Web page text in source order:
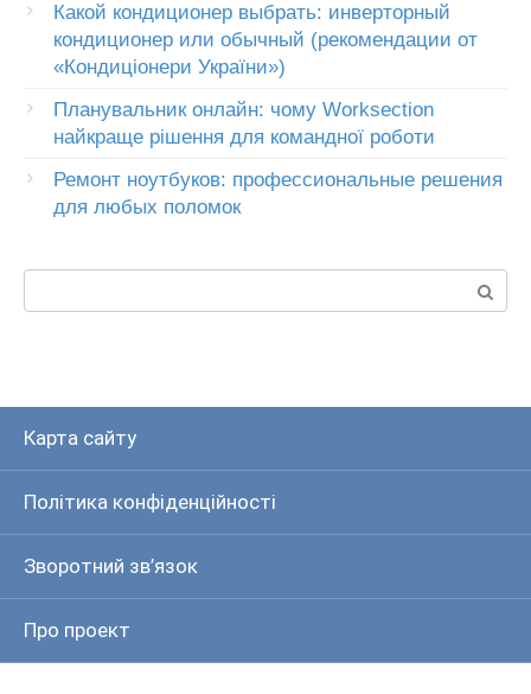
Какой кондиционер выбрать: инверторный
кондиционер или обычный (рекомендации от
«Кондиціонери України»)
Планувальник онлайн: чому Worksection
найкраще рішення для командної роботи
Ремонт ноутбуков: профессиональные решения
для любых поломок
Карта сайту
Політика конфіденційності
Зворотний зв’язок
Про проект